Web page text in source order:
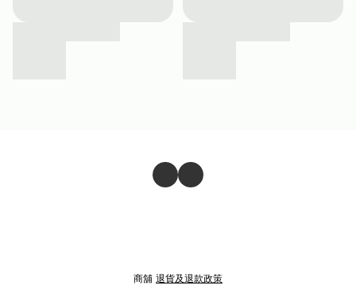
商舖 退貨及退款政策